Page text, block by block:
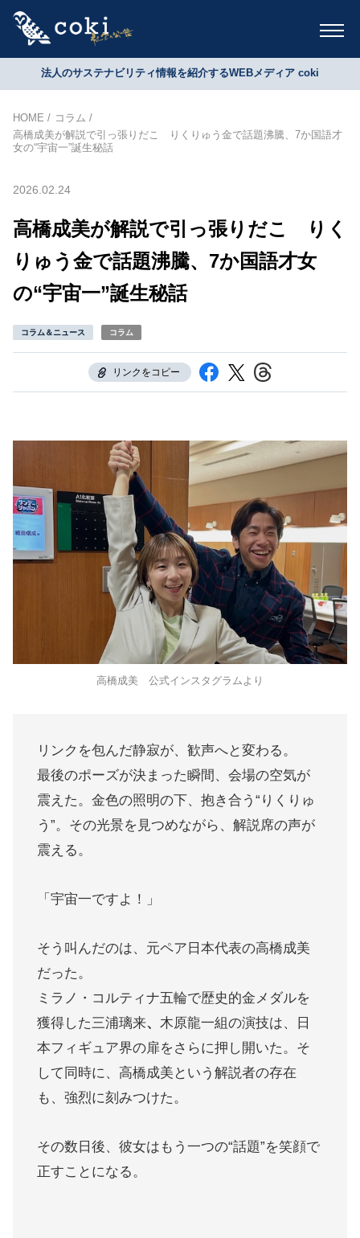
法人のサステナビリティ情報を紹介するWEBメディア coki
HOME
コラム
高橋成美が解説で引っ張りだこ りくりゅう金で話題沸騰、7か国語才
女の“宇宙一”誕生秘話
2026.02.24
高橋成美が解説で引っ張りだこ りく
りゅう金で話題沸騰、7か国語才女
の“宇宙一”誕生秘話
コラム＆ニュース コラム
リンクをコピー
高橋成美 公式インスタグラムより
リンクを包んだ静寂が、歓声へと変わる。
最後のポーズが決まった瞬間、会場の空気が
震えた。金色の照明の下、抱き合う“りくりゅ
う”。その光景を見つめながら、解説席の声が
震える。
「宇宙一ですよ！」
そう叫んだのは、元ペア日本代表の高橋成美
だった。
ミラノ・コルティナ五輪で歴史的金メダルを
獲得した三浦璃来、 木原龍一組の演技は、日
本フィギュア界の扉をさらに押し開いた。そ
して同時に、高橋成美という解説者の存在
も、強烈に刻みつけた。
その数日後、彼女はもう一つの“話題”を笑顔で
正すことになる。